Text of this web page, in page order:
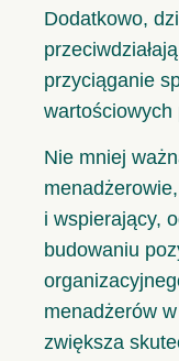
Dodatkowo,
przyciąganie
wartościowych
Nie mniej
i wspierający,
budowaniu
menadżerów
zwiększa